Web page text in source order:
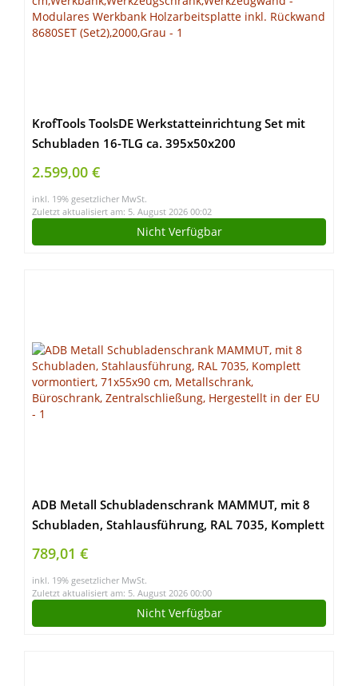
KrofTools ToolsDE Werkstatteinrichtung Set mit
Schubladen 16-TLG ca. 395x50x200
cm,Werkbank,Werkzeugschrank,Werkzeugwand –
Modulares Werkbank Holzarbeitsplatte inkl.
Rückwand 8680SET (Set2),2000,Grau
2.599,00 €
inkl. 19% gesetzlicher MwSt.
Zuletzt aktualisiert am: 5. August 2026 00:02
Nicht Verfügbar
ADB Metall Schubladenschrank MAMMUT, mit 8
Schubladen, Stahlausführung, RAL 7035, Komplett
vormontiert, 71x55x90 cm, Metallschrank,
Büroschrank, Zentralschließung, Hergestellt in der
EU
789,01 €
inkl. 19% gesetzlicher MwSt.
Zuletzt aktualisiert am: 5. August 2026 00:00
Nicht Verfügbar